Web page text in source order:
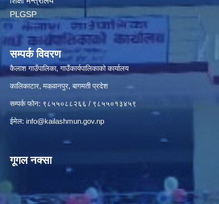
PLGSP
सम्पर्क विवरण
कैलाश गाउँपालिका, गाउँकार्यपालिकाको कार्यालय
कालिकाटार, मकवानपुर, बागमती प्रदेश
सम्पर्क फोन: ९८५५०८८२६६ / ९८५५०१३४५९
ईमेल: info@kailashmun.gov.np
गूगल नक्सा